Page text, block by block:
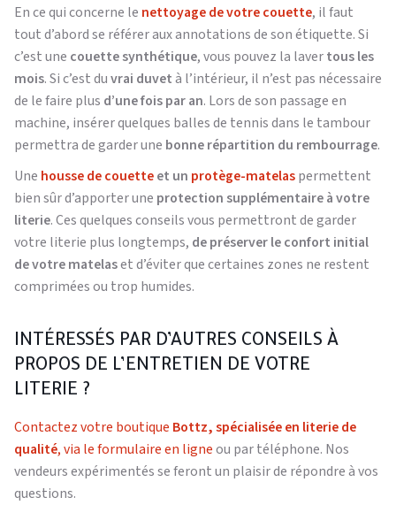
En ce qui concerne le nettoyage de votre couette, il faut
tout d’abord se référer aux annotations de son étiquette. Si
c’est une couette synthétique, vous pouvez la lavertous les
mois. Si c’est duvrai duvetà l’intérieur, il n’est pas nécessaire
de le faire plus d’une fois par an. Lors de son passage en
machine, insérer quelques balles de tennis dans le tambour
permettra de garder une bonne répartition du rembourrage.
Une housse de couetteet un protège-matelaspermettent
bien sûr d’apporter une protection supplémentaire à votre
literie. Ces quelques conseils vous permettront de garder
votre literie plus longtemps, de préserver le confort initial
de votre matelaset d’éviter que certaines zones ne restent
comprimées ou trop humides.
INTÉRESSÉS PAR D’AUTRES CONSEILS À
PROPOS DE L’ENTRETIEN DE VOTRE
LITERIE ?
Contactez votre boutique Bottz, spécialisée en literie de
qualité, via le formulaire en ligneou par téléphone. Nos
vendeurs expérimentés se feront un plaisir de répondre à vos
questions.